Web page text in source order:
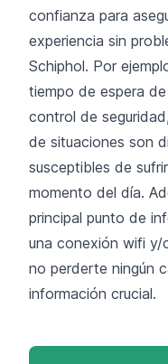
confianza para
experiencia sin
Schiphol. Por
tiempo de espera
control de
de situaciones son
susceptibles de
momento del día.
principal punto de
una conexión wifi y/
no perderte ningún
información crucial.